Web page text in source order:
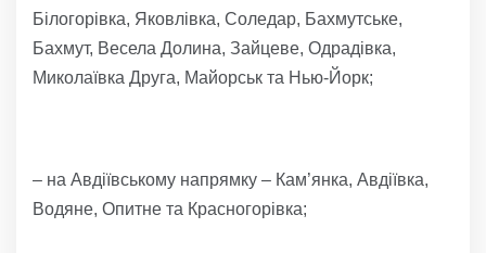
Білогорівка, Яковлівка, Соледар, Бахмутське,
Бахмут, Весела Долина, Зайцеве, Одрадівка,
Миколаївка Друга, Майорськ та Нью-Йорк;
– на Авдіївському напрямку – Кам’янка, Авдіївка,
Водяне, Опитне та Красногорівка;